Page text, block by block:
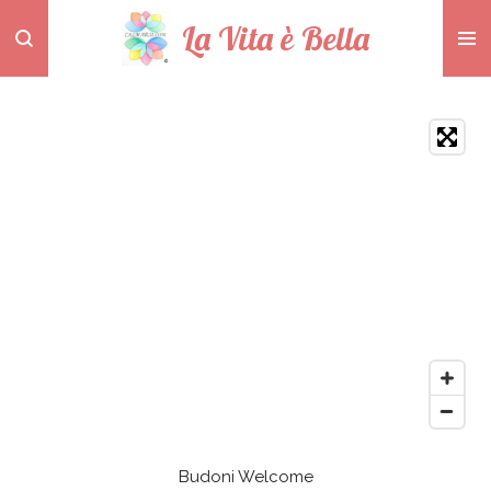
Hauptinhalt
springen
La Vita è Bella
Budoni Welcome